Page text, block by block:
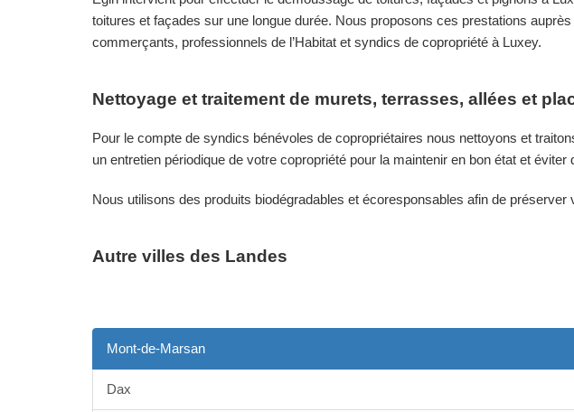
toitures et façades sur une longue durée. Nous proposons ces prestations
commerçants, professionnels de l’Habitat et syndics de copropriété à Luxey.
Nettoyage et traitement de murets, terrasses, allées et
Pour le compte de syndics bénévoles de copropriétaires nous nettoyons et
un entretien périodique de votre copropriété pour la maintenir en bon état et
Nous utilisons des produits biodégradables et écoresponsables afin de
Autre villes des Landes
Mont-de-Marsan
Dax